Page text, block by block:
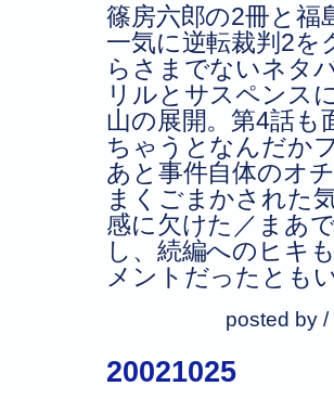
篠房六郎の2冊と福
一気に逆転裁判2
らさまでないネタ
リルとサスペンス
山の展開。第4話も
ちゃうとなんだか
あと事件自体のオ
まくごまかされた
感に欠けた／まあ
し、続編へのヒキ
メントだったとも
posted by /
20021025